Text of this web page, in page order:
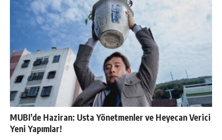
MUBI’de Haziran: Usta Yönetmenler ve Heyecan Verici
Yeni Yapımlar!​